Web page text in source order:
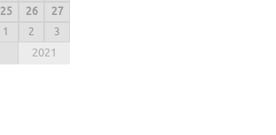
25 26
27
1 2 3
2021